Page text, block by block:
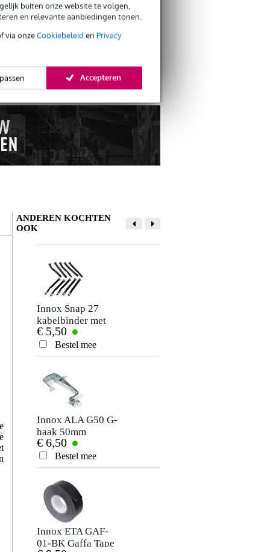
buiten onze website te volgen,
en relevante aanbiedingen tonen.
via onzeCookiebeleid en Privacy
Accepteren
Schrijf zelf een review
Je naam
Je beoordeling
Verstuur
Er zijn nog geen reviews voor dit product.
ANDEREN KOCHTEN
OOK
Innox Snap 27
kabelbinder met
klittenband smal
zwart (10 stuks)
€ 5,50
Bestel mee
Innox ALA G50 G-
haak 50mm
€ 6,50
Bestel mee
Innox ETA GAF-
01-BK Gaffa Tape